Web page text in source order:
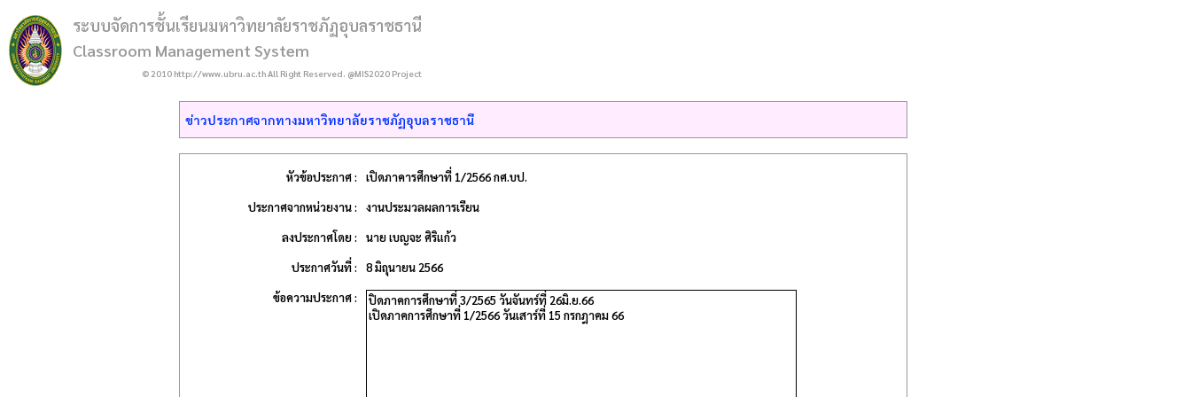
ระบบจัดการชั้นเรียนมหาวิทยาลัยราชภัฏอุบลราชธานี
Classroom Management System
© 2010 http://www.ubru.ac.th All Right Reserved. @MIS2020 Project
ข่าวประกาศจากทางมหาวิทยาลัยราชภัฏอุบลราชธานี
หัวข้อประกาศ :
เปิดภาคารศึกษาที่ 1/2566 กศ.บป.
ประกาศจากหน่วยงาน :
งานประมวลผลการเรียน
ลงประกาศโดย :
นาย เบญจะ ศิริแก้ว
ประกาศวันที่ :
8 มิถุนายน 2566
ข้อความประกาศ :